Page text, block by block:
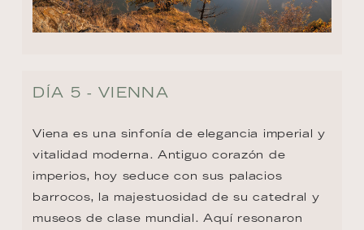
DÍA 5 - VIENNA
Viena es una sinfonía de elegancia imperial y
vitalidad moderna. Antiguo corazón de
imperios, hoy seduce con sus palacios
barrocos, la majestuosidad de su catedral y
museos de clase mundial. Aquí resonaron